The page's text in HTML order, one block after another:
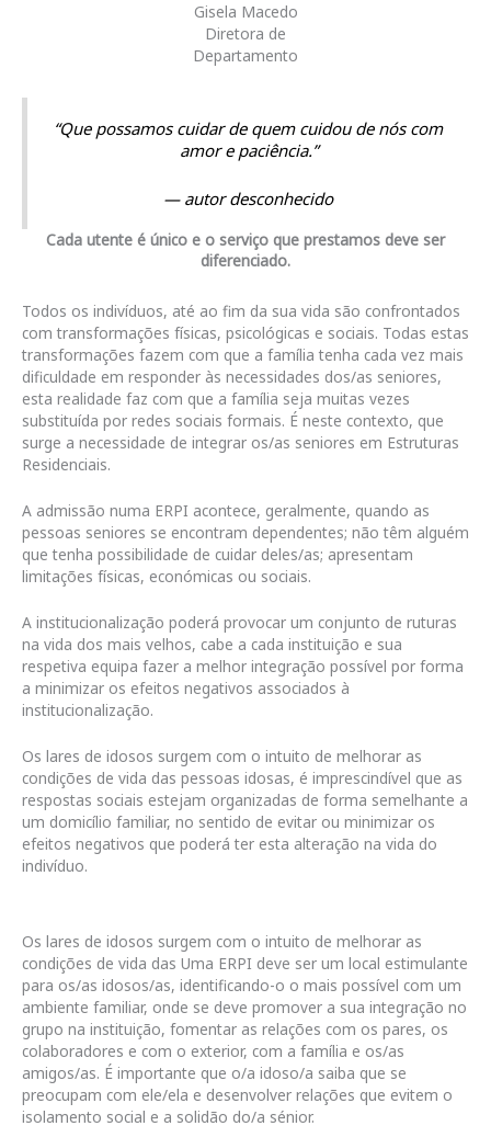
Gisela Macedo
Diretora de
Departamento
“Que possamos cuidar de quem cuidou de nós com
amor e paciência.”
— autor desconhecido
Cada utente é único e o serviço que prestamos deve ser
diferenciado.
Todos os indivíduos, até ao fim da sua vida são confrontados
com transformações físicas, psicológicas e sociais. Todas estas
transformações fazem com que a família tenha cada vez mais
dificuldade em responder às necessidades dos/as seniores,
esta realidade faz com que a família seja muitas vezes
substituída por redes sociais formais. É neste contexto, que
surge a necessidade de integrar os/as seniores em Estruturas
Residenciais.
A admissão numa ERPI acontece, geralmente, quando as
pessoas seniores se encontram dependentes; não têm alguém
que tenha possibilidade de cuidar deles/as; apresentam
limitações físicas, económicas ou sociais.
A institucionalização poderá provocar um conjunto de ruturas
na vida dos mais velhos, cabe a cada instituição e sua
respetiva equipa fazer a melhor integração possível por forma
a minimizar os efeitos negativos associados à
institucionalização.
Os lares de idosos surgem com o intuito de melhorar as
condições de vida das pessoas idosas, é imprescindível que as
respostas sociais estejam organizadas de forma semelhante a
um domicílio familiar, no sentido de evitar ou minimizar os
efeitos negativos que poderá ter esta alteração na vida do
indivíduo.
Os lares de idosos surgem com o intuito de melhorar as
condições de vida das Uma ERPI deve ser um local estimulante
para os/as idosos/as, identificando-o o mais possível com um
ambiente familiar, onde se deve promover a sua integração no
grupo na instituição, fomentar as relações com os pares, os
colaboradores e com o exterior, com a família e os/as
amigos/as. É importante que o/a idoso/a saiba que se
preocupam com ele/ela e desenvolver relações que evitem o
isolamento social e a solidão do/a sénior.